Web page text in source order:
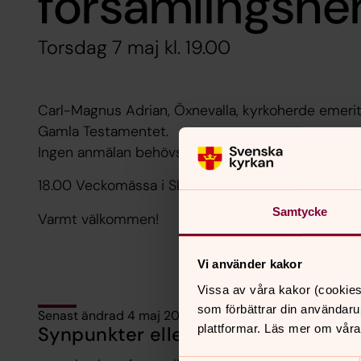
Samtycke
Vi använder kakor
Vissa av våra kakor
som förbättrar din
plattformar. Läs mer om
Torsdag 7 maj kl. 19.00
Carl-Magnus Adrian, Öxnevalla, kyrkoherde
Gamla Testamentet.
Ingen anmälan behövs. Fika och samtal.
18.00 Veckomässa i Skene kyrka.
Varmt välkommen!
Senast ändrad 4 maj 2026
Synpunkter eller frågor på sidans